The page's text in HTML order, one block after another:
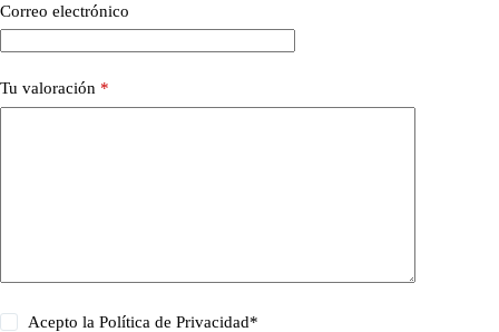
Correo electrónico
Tu valoración *
Acepto laPolítica de Privacidad*